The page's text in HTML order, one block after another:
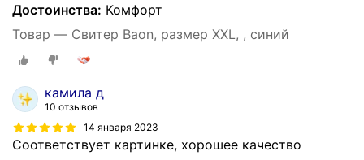
Достоинства: Комфорт
Товар — Свитер Baon, размер XXL, , синий
камила д
10 отзывов
14 января 2023
Соответствует картинке, хорошее качество